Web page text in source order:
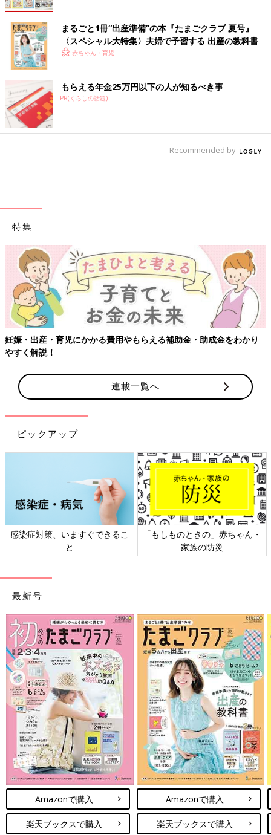
まるごと1冊“出産準備”の本『たまごクラブ 夏号』
〈スペシャル大特集〉夫婦で予習する 出産の教科書
赤ちゃん・育児
もらえる年金25万円以下の人が知るべき事
PR(くらしの話題)
Recommended by
特集
る補助金・助成金をわかり
【ワクチン接種できるものも】妊婦
連載一覧へ
ピックアップ
「もしものときの」赤ちゃん・
家族の防災
日本外来小児科学会リーフレッ
ト検討会
最新号
Amazonで購入
楽天ブックスで購入
Amazonで購入
楽天ブックスで購入